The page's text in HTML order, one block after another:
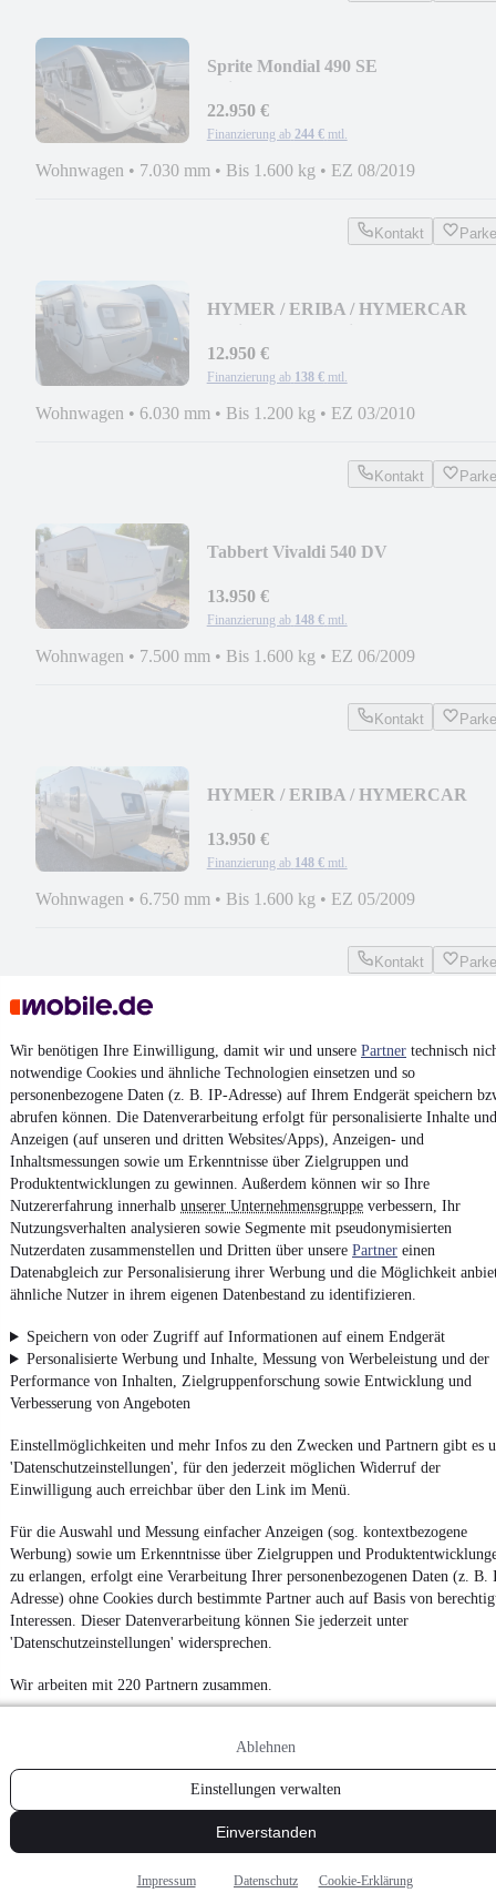
Wir benötigen Ihre Einwilligung, damit wir und unsere Partner technisch
notwendige Cookies und ähnliche Technologien einsetzen und so
personenbezogene Daten (z. B. IP-Adresse) auf Ihrem Endgerät speichern
abrufen können. Die Datenverarbeitung erfolgt für personalisierte Inhalte und
Anzeigen (auf unseren und dritten Websites/Apps), Anzeigen- und
Inhaltsmessungen sowie um Erkenntnisse über Zielgruppen und
Produktentwicklungen zu gewinnen. Außerdem können wir so Ihre
Nutzererfahrung innerhalb unserer Unternehmensgruppe verbessern, Ihr
Nutzungsverhalten analysieren sowie Segmente mit pseudonymisierten
Nutzerdaten zusammenstellen und Dritten über unsere Partner einen
Datenabgleich zur Personalisierung ihrer Werbung und die Möglichkeit
ähnliche Nutzer in ihrem eigenen Datenbestand zu identifizieren.
Speichern von oder Zugriff auf Informationen auf einem Endgerät
Personalisierte Werbung und Inhalte, Messung von Werbeleistung und der
Performance von Inhalten, Zielgruppenforschung sowie Entwicklung und
Verbesserung von Angeboten
Einstellmöglichkeiten und mehr Infos zu den Zwecken und Partnern gibt es
'Datenschutzeinstellungen', für den jederzeit möglichen Widerruf der
Einwilligung auch erreichbar über den Link im Menü.
Für die Auswahl und Messung einfacher Anzeigen (sog. kontextbezogene
Werbung) sowie um Erkenntnisse über Zielgruppen und
zu erlangen, erfolgt eine Verarbeitung Ihrer personenbezogenen Daten (z. B.
Adresse) ohne Cookies durch bestimmte Partner auch auf Basis von
Interessen. Dieser Datenverarbeitung können Sie jederzeit unter
'Datenschutzeinstellungen' widersprechen.
Wir arbeiten mit 220 Partnern zusammen.
Ablehnen
Einstellungen verwalten
Einverstanden
Impressum Datenschutz Cookie-Erklärung
Sprite Mondial 490 SE
22.950 €
Finanzierung ab 244 € mtl.
Wohnwagen • 7.030 mm • Bis 1.600 kg • EZ 08/2019
Kontakt
HYMER / ERIBA / HYMERCAR
12.950 €
Finanzierung ab 138 € mtl.
Wohnwagen • 6.030 mm • Bis 1.200 kg • EZ 03/2010
Kontakt
Tabbert Vivaldi 540 DV
13.950 €
Finanzierung ab 148 € mtl.
Wohnwagen • 7.500 mm • Bis 1.600 kg • EZ 06/2009
Kontakt
HYMER / ERIBA / HYMERCAR
13.950 €
Finanzierung ab 148 € mtl.
Wohnwagen • 6.750 mm • Bis 1.600 kg • EZ 05/2009
Kontakt
10.650 €
Finanzierung ab 113 € mtl.
Wohnwagen•5.810 mm• Bis 1.100 kg• EZ 04/2011
Kontakt
1/4
1
2
Weiter
¹MwSt. ausweisbar